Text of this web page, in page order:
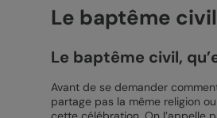
Le baptême civil
Le baptême civil,
Avant de se demander
partage pas la même religion